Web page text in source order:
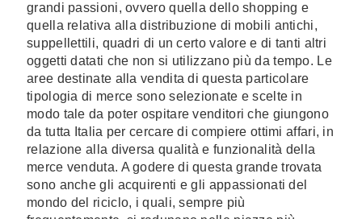
grandi passioni, ovvero quella dello shopping e
quella relativa alla distribuzione di mobili antichi,
suppellettili, quadri di un certo valore e di tanti altri
oggetti datati che non si utilizzano più da tempo. Le
aree destinate alla vendita di questa particolare
tipologia di merce sono selezionate e scelte in
modo tale da poter ospitare venditori che giungono
da tutta Italia per cercare di compiere ottimi affari, in
relazione alla diversa qualità e funzionalità della
merce venduta. A godere di questa grande trovata
sono anche gli acquirenti e gli appassionati del
mondo del riciclo, i quali, sempre più